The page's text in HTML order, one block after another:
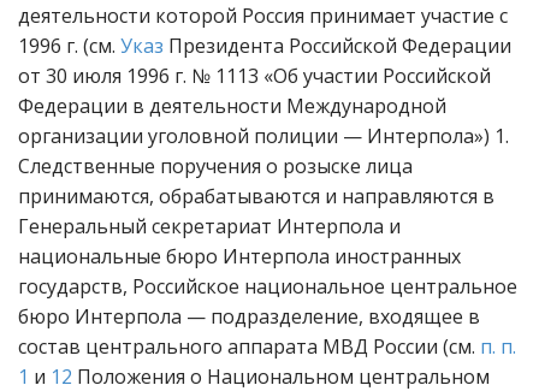
деятельности которой Россия принимает участие с
1996 г. (см. Указ Президента Российской Федерации
от 30 июля 1996 г. № 1113 «Об участии Российской
Федерации в деятельности Международной
организации уголовной полиции — Интерпола») 1.
Следственные поручения о розыске лица
принимаются, обрабатываются и направляются в
Генеральный секретариат Интерпола и
национальные бюро Интерпола иностранных
государств, Российское национальное центральное
бюро Интерпола — подразделение, входящее в
состав центрального аппарата МВД России (см. п. п.
1 и 12 Положения о Национальном центральном